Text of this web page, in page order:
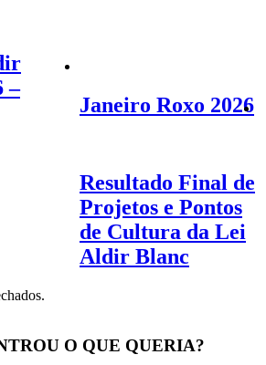
–
Janeiro Roxo 2026
Resultado Final de
Projetos e Pontos
de Cultura da Lei
Aldir Blanc
O QUE QUERIA?